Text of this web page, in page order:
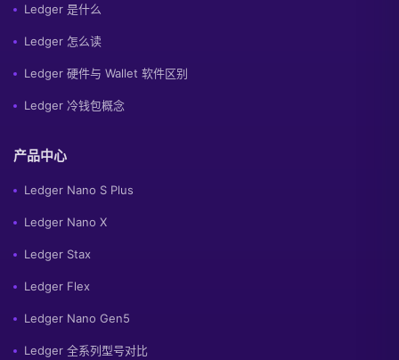
Ledger 是什么
Ledger 怎么读
Ledger 硬件与 Wallet 软件区别
Ledger 冷钱包概念
产品中心
Ledger Nano S Plus
Ledger Nano X
Ledger Stax
Ledger Flex
Ledger Nano Gen5
Ledger 全系列型号对比